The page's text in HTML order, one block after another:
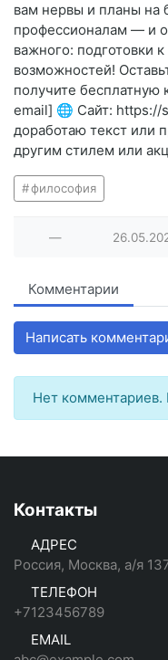
вам нервы и планы на
профессионалам — и
важного: подготовки
возможностей!
получите
email] 🌐 Сайт: https://
доработаю текст или
другим стилем или
философия
—
Комментарии
Написать
Нет
Контакты
АДРЕС
Россия, Москва, а/я
ТЕЛЕФОН
+7123456789
EMAIL